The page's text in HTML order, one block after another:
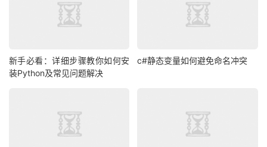
新手必看：详细步骤教你如何安
装Python及常见问题解决
c#静态变量如何避免命名冲突